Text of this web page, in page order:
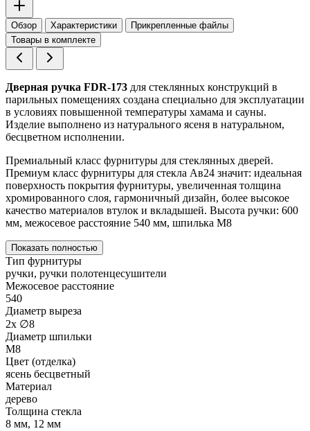
Обзор Характеристики
Прикрепленные файлы
Товары в комплекте
Дверная ручка FDR-173 для стеклянных конструкций в
парильных помещениях создана специально для эксплуатации
в условиях повышенной температуры хамама и сауны.
Изделие выполнено из натурального ясеня в натуральном,
бесцветном исполнении.
Премиальный класс фурнитуры для стеклянных дверей.
Премиум класс фурнитуры для стекла Ав24 значит: идеальная
поверхность покрытия фурнитуры, увеличенная толщина
хромированного слоя, гармоничный дизайн, более высокое
качество материалов втулок и вкладышей. Высота ручки: 600
мм, межосевое расстояние 540 мм, шпилька М8
Показать полностью
Тип фурнитуры
ручки, ручки полотенцесушители
Межосевое расстояние
540
Диаметр выреза
2х ∅8
Диаметр шпильки
M8
Цвет (отделка)
ясень бесцветный
Материал
дерево
Толщина стекла
8 мм, 12 мм